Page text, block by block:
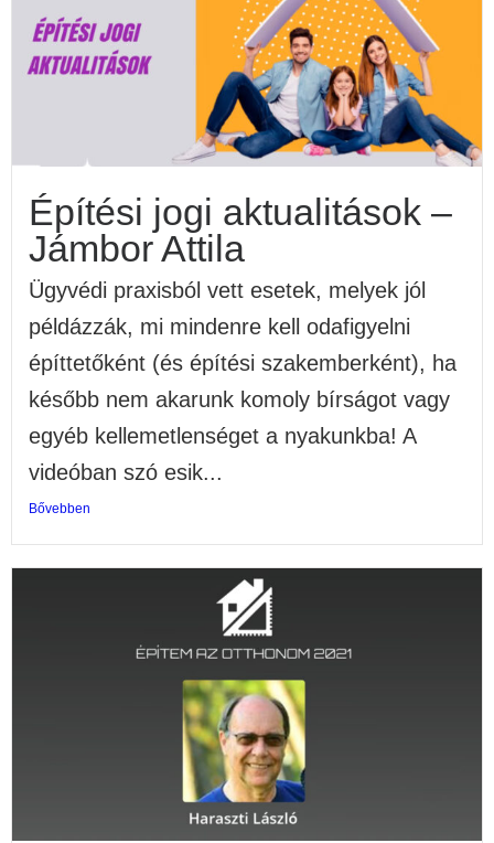
Építési jogi aktualitások –
Jámbor Attila
Ügyvédi praxisból vett esetek, melyek jól
példázzák, mi mindenre kell odafigyelni
építtetőként (és építési szakemberként), ha
később nem akarunk komoly bírságot vagy
egyéb kellemetlenséget a nyakunkba! A
videóban szó esik...
Bővebben